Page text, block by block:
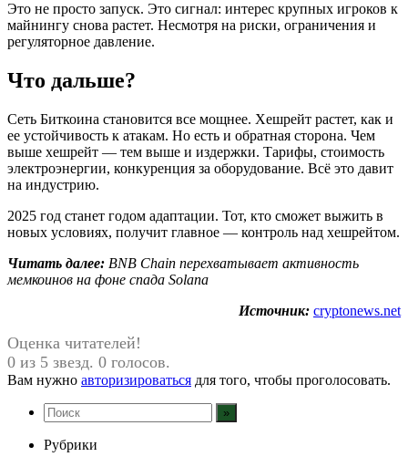
Это не просто запуск. Это сигнал: интерес крупных игроков к
майнингу снова растет. Несмотря на риски, ограничения и
регуляторное давление.
Что дальше?
Сеть Биткоина становится все мощнее. Хешрейт растет, как и
ее устойчивость к атакам. Но есть и обратная сторона. Чем
выше хешрейт — тем выше и издержки. Тарифы, стоимость
электроэнергии, конкуренция за оборудование. Всё это давит
на индустрию.
2025 год станет годом адаптации. Тот, кто сможет выжить в
новых условиях, получит главное — контроль над хешрейтом.
Читать далее: BNB Chain перехватывает активность
мемкоинов на фоне спада Solana
Источник: cryptonews.net
Оценка читателей!
0 из 5 звезд. 0 голосов.
Вам нужно авторизироваться для того, чтобы проголосовать.
Рубрики